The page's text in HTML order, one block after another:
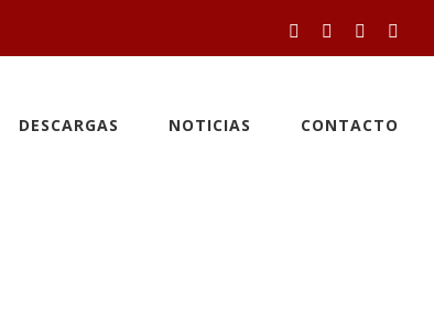
Facebook
TwitterYouTube
DESCARGAS NOTICIAS CONTACTO